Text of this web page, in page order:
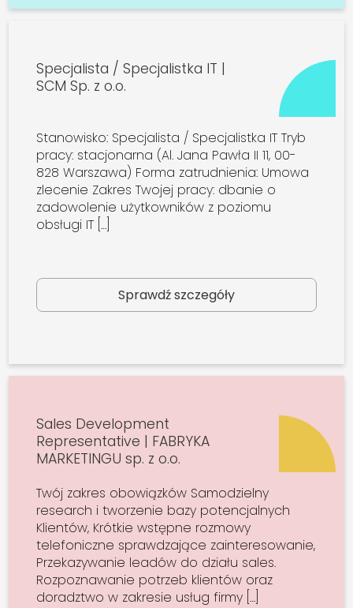
Specjalista / Specjalistka IT |
SCM Sp. z o.o.
Stanowisko: Specjalista / Specjalistka IT Tryb
pracy: stacjonarna (Al. Jana Pawła II 11, 00-
828 Warszawa) Forma zatrudnienia: Umowa
zlecenie Zakres Twojej pracy: dbanie o
zadowolenie użytkowników z poziomu
obsługi IT […]
Sprawdź szczegóły
Sales Development
Representative | FABRYKA
MARKETINGU sp. z o.o.
Twój zakres obowiązków Samodzielny
research i tworzenie bazy potencjalnych
Klientów, Krótkie wstępne rozmowy
telefoniczne sprawdzające zainteresowanie,
Przekazywanie leadów do działu sales.
Rozpoznawanie potrzeb klientów oraz
doradztwo w zakresie usług firmy […]